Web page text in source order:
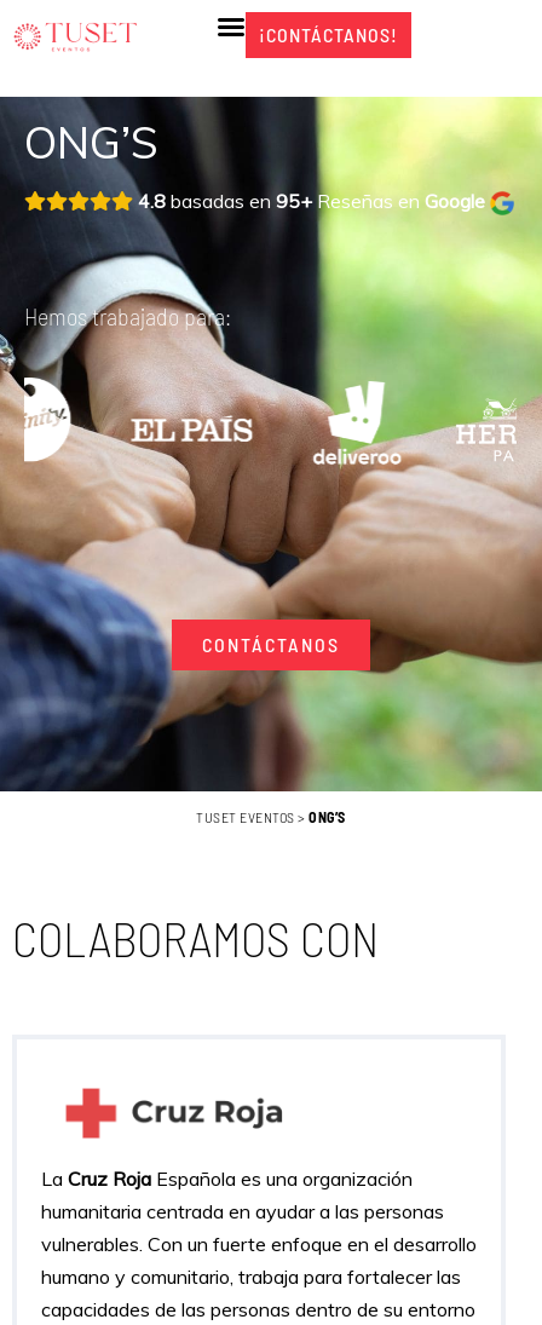
¡CONTÁCTANOS!
¡CONTÁCTANOS!
ONG’S
4.8 basadas en 95+ Reseñas en Google
Hemos trabajado para:
CONTÁCTANOS
TUSET EVENTOS >ONG’S
COLABORAMOS CON
La Cruz Roja Española es una organización
humanitaria centrada en ayudar a las personas
vulnerables. Con un fuerte enfoque en el desarrollo
humano y comunitario, trabaja para fortalecer las
capacidades de las personas dentro de su entorno